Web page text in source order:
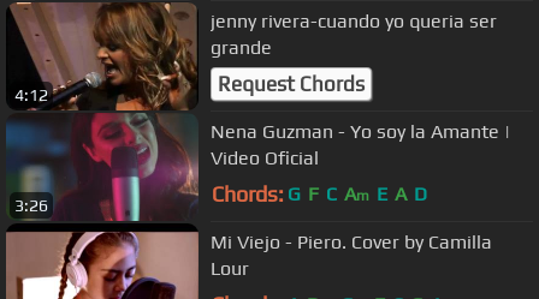
4:12
jenny rivera-cuando yo queria ser
grande
Request Chords
3:26
Nena Guzman - Yo soy la Amante |
Video Oficial
Chords: G F C Am E A D
Mi Viejo - Piero. Cover by Camilla
Lour